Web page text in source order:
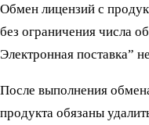
Обмен лицензий с
без ограничения числа
Электронная поставка”
После выполнения
продукта обязаны